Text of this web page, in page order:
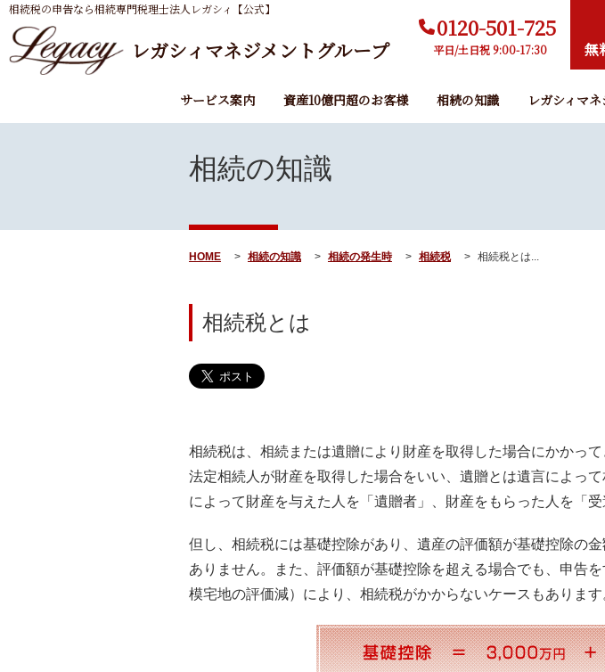
相続税の申告なら相続専門税理士法人レガシィ【公式】
レガシィマネジメントグループ
0120-501-725
平日/土日祝 9:00-17:30 無
サービス案内 資産10億円超のお客様 相続の知識 レガシィマ
相続の知識
HOME 相続の知識 相続の発生時 相続税 相続税とは...
相続税とは
相続税は、相続または遺贈により財産を取得した場合にかかっ
法定相続人が財産を取得した場合をいい、遺贈とは遺言によっ
によって財産を与えた人を「遺贈者」、財産をもらった人を「受
但し、相続税には基礎控除があり、遺産の評価額が基礎控除の
ありません。また、評価額が基礎控除を超える場合でも、申告
模宅地の評価減）により、相続税がかからないケースもあります